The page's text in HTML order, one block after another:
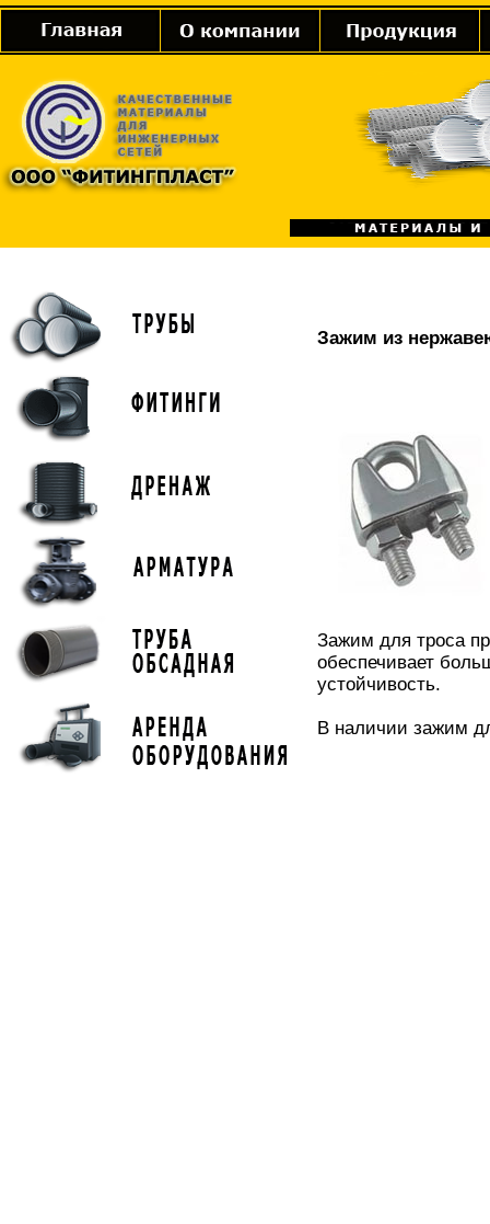
Зажим из
Зажим для троса
обеспечивает
устойчивость.
В наличии зажим